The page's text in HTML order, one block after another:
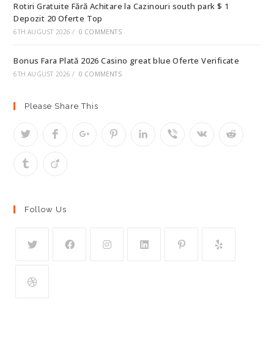
Rotiri Gratuite Fără Achitare la Cazinouri south park $ 1
Depozit 20 Oferte Top
6TH AUGUST 2026 / 0 COMMENTS
Bonus Fara Plată 2026 Casino great blue Oferte Verificate
6TH AUGUST 2026 / 0 COMMENTS
Please Share This
Follow Us